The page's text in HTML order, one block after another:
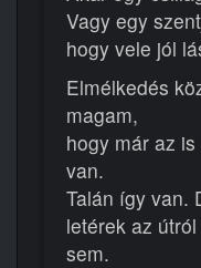
Vagy egy
hogy vele jól
Elmélkedés
magam,
hogy már az
van.
Talán így van.
letérek az
sem.